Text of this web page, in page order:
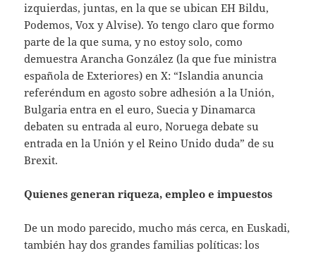
izquierdas, juntas, en la que se ubican EH Bildu,
Podemos, Vox y Alvise). Yo tengo claro que formo
parte de la que suma, y no estoy solo, como
demuestra Arancha González (la que fue ministra
española de Exteriores) en X: “Islandia anuncia
referéndum en agosto sobre adhesión a la Unión,
Bulgaria entra en el euro, Suecia y Dinamarca
debaten su entrada al euro, Noruega debate su
entrada en la Unión y el Reino Unido duda” de su
Brexit.
Quienes generan riqueza, empleo e impuestos
De un modo parecido, mucho más cerca, en Euskadi,
también hay dos grandes familias políticas: los